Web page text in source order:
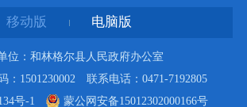
移动版 电脑版
位：和林格尔县人民政府办公室
：1501230002 联系电话：0471-7192805
号-1
蒙公网安备15012302000166号